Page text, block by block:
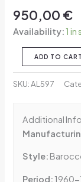
950,00 €
Availability:1
ADD TO CART
SKU:AL597
Additional
Style:
Period:1960-